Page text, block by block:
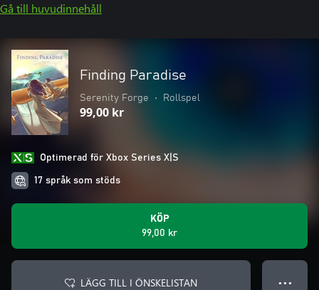
Gå till huvudinnehåll
Finding Paradise
Serenity Forge • Rollspel
99,00 kr
Optimerad för Xbox Series X|S
17 språk som stöds
KÖP
99,00 kr
LÄGG TILL I ÖNSKELISTAN ● ● ●